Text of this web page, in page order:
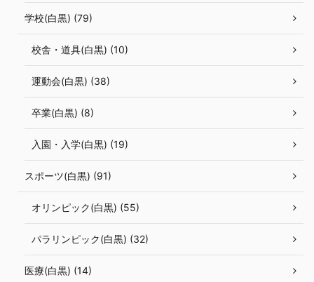
学校(白黒) (79)
校舎・道具(白黒) (10)
運動会(白黒) (38)
卒業(白黒) (8)
入園・入学(白黒) (19)
スポーツ(白黒) (91)
オリンピック(白黒) (55)
パラリンピック(白黒) (32)
医療(白黒) (14)